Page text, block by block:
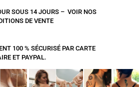
SOUS 14 JOURS – VOIR NOS
DE VENTE
100 % SÉCURISÉ PAR CARTE
ET PAYPAL.